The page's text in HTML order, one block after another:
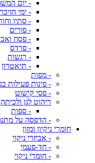
- יום
- ימי
- סתיו
- פורים
- פסח
- פרדס
- רגשות
- תיאטרון
- מפות
- פינות פעילות
- פסי קישוט
ריהוט לגן ולכיתה
- ספות
- הדפסה על
חומרי ניקיון ומזון
- אביזרי ניקוי
- חד-פעמי
- חומרי ניקוי